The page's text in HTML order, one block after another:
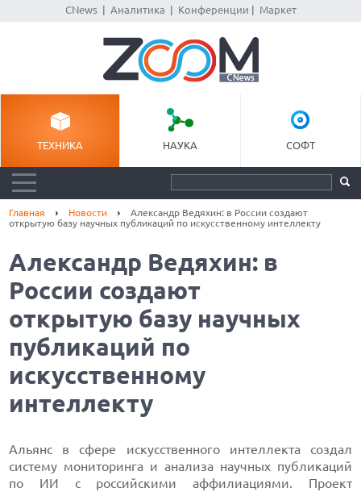
CNews| Аналитика Конференции Маркет
ТЕХНИКА НАУКА СОФТ
Главная Новости
Александр Ведяхин: в России создают
открытую базу научных публикаций по искусственному интеллекту
Александр Ведяхин: в
России создают
открытую базу научных
публикаций по
искусственному
интеллекту
Альянс в сфере искусственного интеллекта создал
систему мониторинга и анализа научных публикаций
по ИИ с российскими аффилиациями. Проект